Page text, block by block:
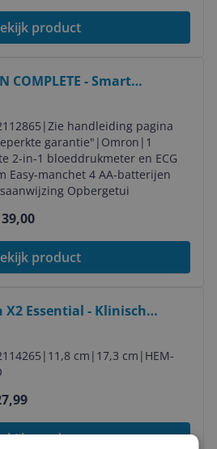
product
COMPLETE - Smart
- Klinisch Gevalideerd - met
App
|Zie handleiding pagina
garantie" | Omron | 1
2-in-1 bloeddrukmeter en ECG
Easy-manchet 4 AA-batterijen
Opbergetui
product
X2 Essential - Klinisch
- Medium manchet
| 11,8 cm | 17,3 cm | HEM-
product